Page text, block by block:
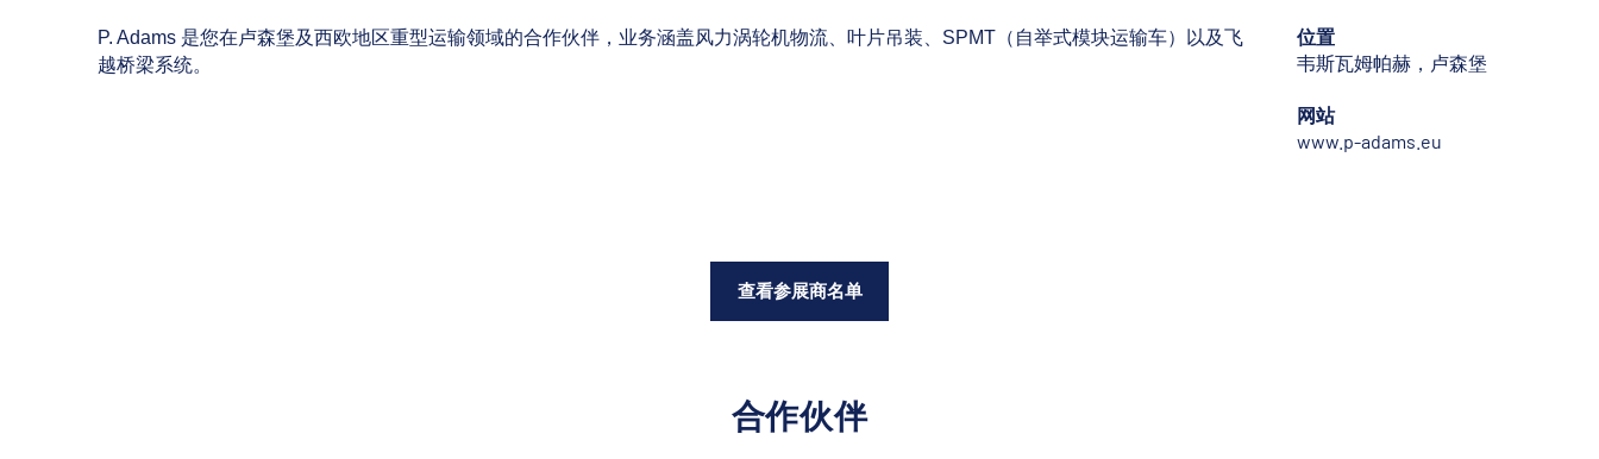
P. Adams 是您在卢森堡及西欧地区重型运输领域的合作伙伴，业务涵盖风力涡轮机物流、叶片吊装、SPMT（自举式模块运输车）以及飞
越桥梁系统。
位置
韦斯瓦姆帕赫，卢森堡
网站
www.p-adams.eu
查看参展商名单
合作伙伴